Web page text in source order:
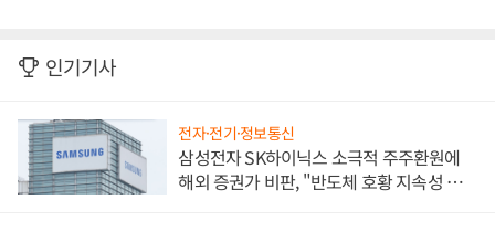
인기기사
전자·전기·정보통신
삼성전자 SK하이닉스 소극적 주주환원에
해외 증권가 비판, "반도체 호황 지속성 의